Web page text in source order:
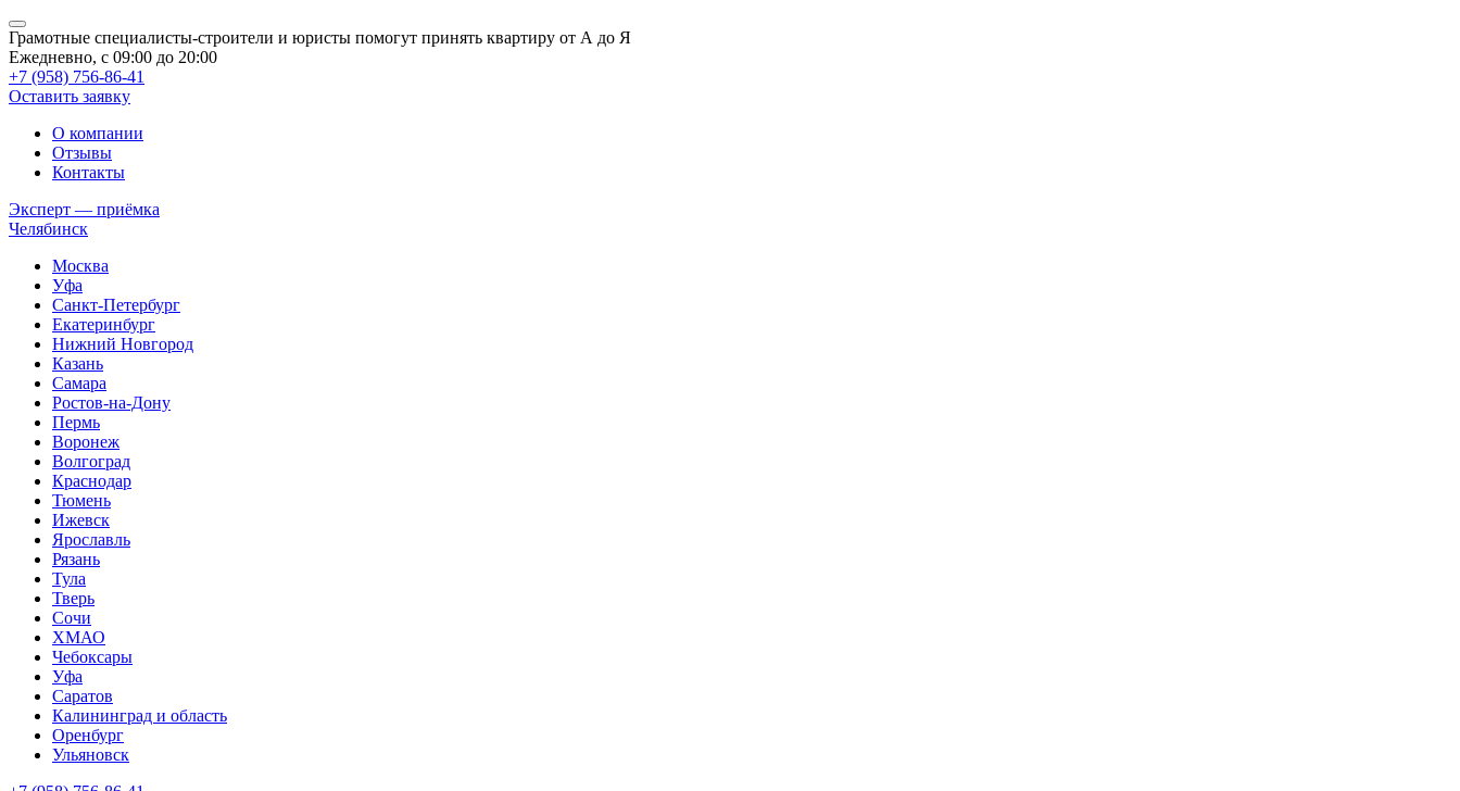
Грамотные специалисты-строители и юристы помогут принять квартиру от А до Я
Ежедневно, с 09:00 до 20:00
+7 (958) 756-86-41
Оставить заявку
О компании
Отзывы
Контакты
Эксперт — приёмка
Челябинск
Москва
Уфа
Санкт-Петербург
Екатеринбург
Нижний Новгород
Казань
Самара
Ростов-на-Дону
Пермь
Воронеж
Волгоград
Краснодар
Тюмень
Ижевск
Ярославль
Рязань
Тула
Тверь
Сочи
ХМАО
Чебоксары
Уфа
Саратов
Калининград и область
Оренбург
Ульяновск